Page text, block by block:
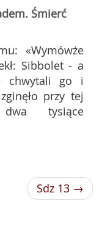
Śmierć
«Wymówże
Sibbolet - a
chwytali go i
przy tej
dwa tysiące
Sdz 13 →